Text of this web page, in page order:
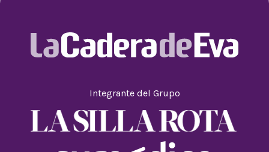
Integrante del Grupo